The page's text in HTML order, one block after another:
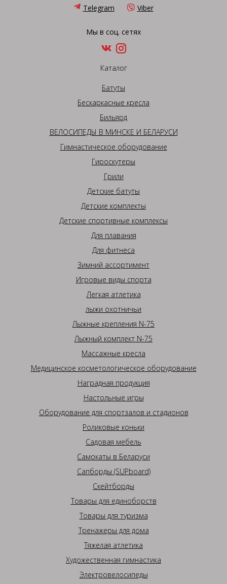
Telegram Viber
Мы в соц. сетях
Каталог
Батуты
Бескаркасные кресла
Бильярд
ВЕЛОСИПЕДЫ В МИНСКЕ И БЕЛАРУСИ
Гимнастическое оборудование
Гироскутеры
Грили
Детские батуты
Детские комплекты
Детские спортивные комплексы
Для плавания
Для фитнеса
Зимний ассортимент
Игровые виды спорта
Легкая атлетика
лыжи охотничьи
Лыжные крепления N-75
Лыжный комплект N-75
Массажные кресла
Медицинское косметологическое оборудование
Наградная продукция
Настольные игры
Оборудование для спортзалов и стадионов
Роликовые коньки
Садовая мебель
Самокаты в Беларуси
Сапборды (SUPboard)
Скейтборды
Товары для единоборств
Товары для туризма
Тренажеры для дома
Тяжелая атлетика
Художественная гимнастика
Электровелосипеды